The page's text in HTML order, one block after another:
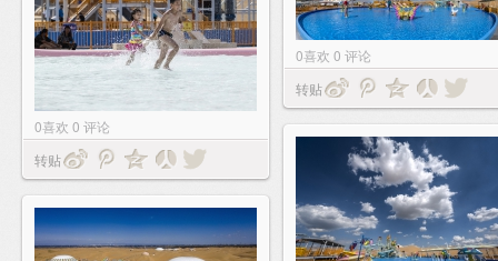
0喜欢 0 评论
转贴
0喜欢 0 评论
转贴